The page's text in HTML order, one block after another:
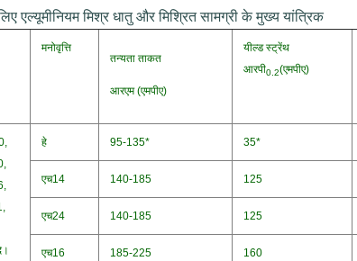
एल्यूमीनियम मिश्र धातु और मिश्रित सामग्री के मुख्य यांत्रिक
मनोवृत्ति
तन्यता ताकत
आरएम (एमपीए)
यील्ड स्ट्रेंथ
आरपी0.2(एमपीए)
हे 95-135* 35*
एच14 140-185 125
एच24 140-185 125
एच16 185-225 160